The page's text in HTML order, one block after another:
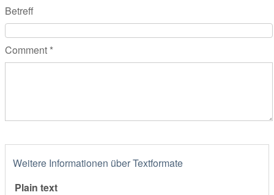
Betreff
Comment *
Weitere Informationen über Textformate
Plain text